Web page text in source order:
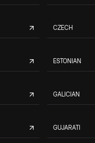
CZECH
ESTONIAN
GALICIAN
GUJARATI